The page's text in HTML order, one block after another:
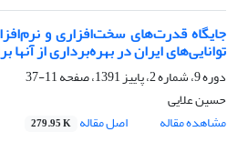
جایگاه قدرت‌های سخت‌افزاری و
توانایی‌های ایران در بهره‌برداری از
دوره 9، شماره 2، پاییز 1391، صفحه
11-37
حسین علایی
مشاهده مقاله
اصل مقاله 279.95 K